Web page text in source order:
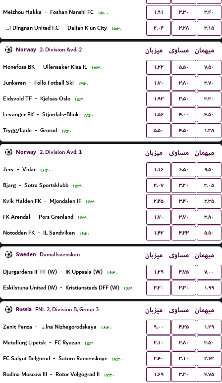
Meizhou Hakka - Foshan Nanshi FC ۱۵:۰۰ ۱.۹۱ ۳.۳۰ ۳.۴۰
Jiangxi Dingnan United F.C - Dalian K'un City ۱۵:۳۰ ۲.۰۴ ۳.۲۸ ۳.۱۵
Norway 2. Division Avd. 2 میزبان مساوی میهمان
Honefoss BK - Ullensaker Kisa IL ۱۵:۳۰ ۱.۲۲ ۵.۵۰ ۷.۵۰
Junkeren - Follo Fotball Ski ۱۴:۳۰ ۱.۷۰ ۳.۸۰ ۳.۷۰
Eidsvold TF - Kjelsas Oslo ۱۵:۳۰ ۱.۹۳ ۳.۵۰ ۳.۳۰
Levanger FK - Stjordals-Blink ۱۷:۳۰ ۱.۵۶ ۴.۰۰ ۴.۵۰
Trygg/Lade - Grorud ۱۷:۳۰ ۵.۵۰ ۴.۵۰ ۱.۳۸
Norway 2. Division Avd. 1 میزبان مساوی میهمان
Jerv - Vidar ۱۶:۳۰ ۱.۱۶ ۶.۵۰ ۹.۵۰
Bjarg - Sotra Sportsklubb ۱۵:۳۰ ۲.۰۷ ۳.۲۰ ۳.۰۵
Kvik Halden FK - Mjondalen IF ۱۶:۳۰ ۲.۴۵ ۳.۴۰ ۲.۳۵
FK Arendal - Pors Grenland ۱۶:۳۰ ۱.۷۰ ۳.۷۰ ۳.۸۰
Notodden FK - IL Sandviken ۱۶:۳۰ ۱.۴۲ ۴.۳۳ ۵.۵۰
Sweden Damallsvenskan میزبان مساوی میهمان
Djurgardens IF FF (W) - IK Uppsala (W) ۱۶:۳۰ ۱.۲۹ ۴.۷۵ ۷.۰۰
Eskilstuna United (W) - Kristianstads DFF (W) ۱۶:۳۰ ۳.۲۰ ۳.۳۰ ۱.۹۹
Russia FNL 2, Division B, Group 3 میزبان مساوی میهمان
Zenit Penza - Volna Nizhegorodskaya ۱۶:۳۰ ۹.۰۰ ۴.۲۵ ۱.۲۹
Metallurg Lipetsk - FC Ryazan ۱۵:۳۰ ۲.۱۰ ۲.۸۰ ۳.۵۰
FC Salyut Belgorod - Saturn Ramenskoye ۱۷:۳۰ ۲.۴۰ ۳.۱۰ ۲.۶۳
Rodina Moscow III - Rotor Volgograd II ۱۷:۳۰ ۱.۶۹ ۳.۲۰ ۴.۷۵